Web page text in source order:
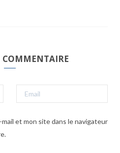
COMMENTAIRE
et mon site dans le navigateur